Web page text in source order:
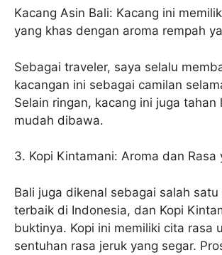
Kacang Asin Bali: Kacang ini
yang khas dengan aroma rempah
Sebagai traveler, saya selalu
kacangan ini sebagai camilan
Selain ringan, kacang ini juga tahan
mudah dibawa.
3. Kopi Kintamani: Aroma dan Rasa
Bali juga dikenal sebagai salah
terbaik di Indonesia, dan Kopi
buktinya. Kopi ini memiliki cita rasa
sentuhan rasa jeruk yang segar.